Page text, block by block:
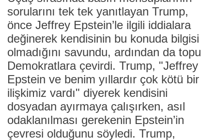
sorularını tek tek yanıtlayan Trump,
önce Jeffrey Epstein’le ilgili iddialara
değinerek kendisinin bu konuda bilgisi
olmadığını savundu, ardından da topu
Demokratlara çevirdi. Trump, "Jeffrey
Epstein ve benim yıllardır çok kötü bir
ilişkimiz vardı" diyerek kendisini
dosyadan ayırmaya çalışırken, asıl
odaklanılması gerekenin Epstein’in
çevresi olduğunu söyledi. Trump,